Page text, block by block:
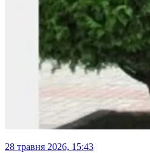
28 травня 2026, 15:43